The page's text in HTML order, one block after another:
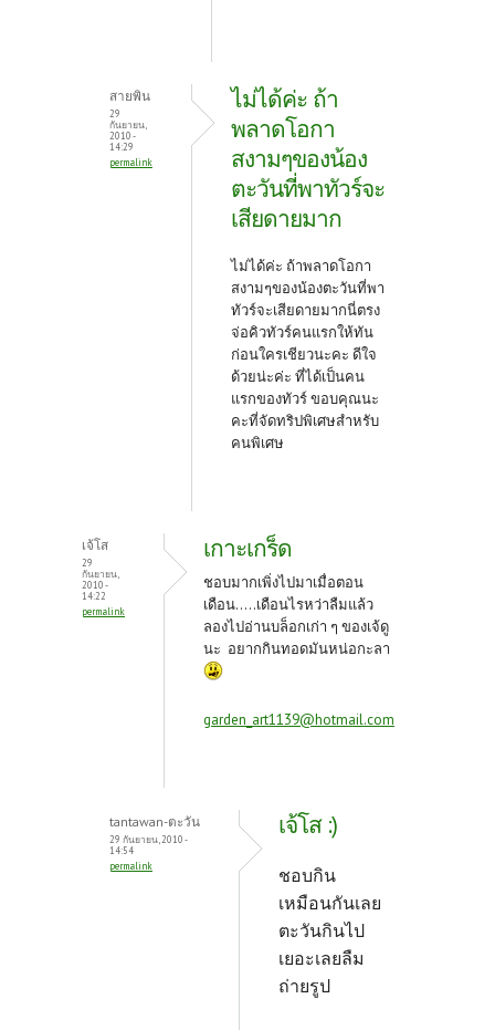
สายพิน
29
กันยายน,
2010 -
14:29
permalink
ไม่ได้ค่ะ ถ้า
พลาดโอกา
สงามๆของน้อง
ตะวันที่พาทัวร์จะ
เสียดายมาก
ไม่ได้ค่ะ ถ้าพลาดโอกา
สงามๆของน้องตะวันที่พา
ทัวร์จะเสียดายมากนี่ตรง
จ่อคิวทัวร์คนแรกให้ทัน
ก่อนใครเชียวนะคะ ดีใจ
ด้วยน่ะค่ะ ที่ได้เป็นคน
แรกของทัวร์ ขอบคุณนะ
คะที่จัดทริปพิเศษสำหรับ
คนพิเศษ
เจ้โส
29
กันยายน,
2010 -
14:22
permalink
เกาะเกร็ด
ชอบมากเพิ่งไปมาเมื่อตอน
เดือน.....เดือนไรหว่าลืมแล้ว
ลองไปอ่านบล็อกเก่า ๆ ของเจ้ดู
นะ อยากกินทอดมันหน่อกะลา
garden_art1139@hotmail.com
tantawan-ตะวัน
29 กันยายน, 2010 -
14:54
permalink
เจ้โส :)
ชอบกิน
เหมือนกันเลย
ตะวันกินไป
เยอะเลยลืม
ถ่ายรูป